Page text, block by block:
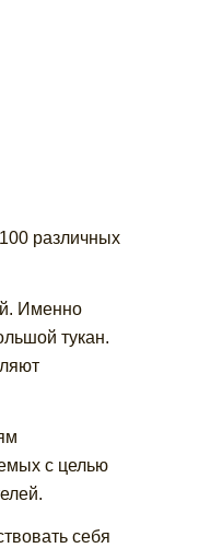
различных
Именно
тукан.
с целью
себя